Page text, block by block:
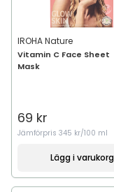
IROHA Nature
Vitamin C Face Sheet
Mask
69 kr
Jämförpris 345 kr/100 ml
Lägg i varukorg